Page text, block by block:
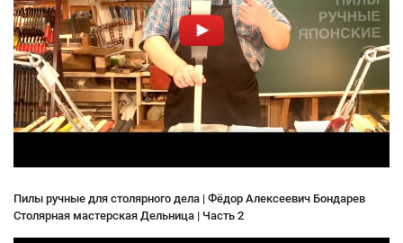
Пилы ручные для столярного дела | Фёдор Алексеевич Бондарев
Столярная мастерская Дельница | Часть 2